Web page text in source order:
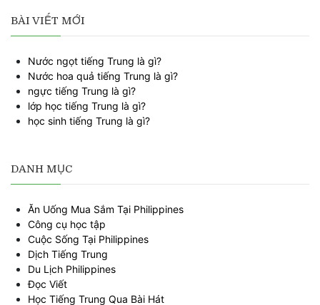
BÀI VIẾT MỚI
Nước ngọt tiếng Trung là gì?
Nước hoa quả tiếng Trung là gì?
ngực tiếng Trung là gì?
lớp học tiếng Trung là gì?
học sinh tiếng Trung là gì?
DANH MỤC
Ăn Uống Mua Sắm Tại Philippines
Công cụ học tập
Cuộc Sống Tại Philippines
Dịch Tiếng Trung
Du Lịch Philippines
Đọc Viết
Học Tiếng Trung Qua Bài Hát